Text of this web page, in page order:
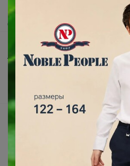
Как получить?
Доставка
Шоурумы
Торговые марки
В наличии
Подарочные сертификаты
Реклама на сайте